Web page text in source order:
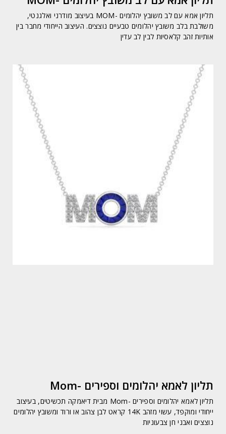
תליון אמא עם לב משובץ יהלומים -MOM בעיצוב מודרני ואלגנטי,
משולבת בלב משובץ יהלומים טבעיים נוצצים. העיצוב הייחודי מחבר בין
אותיות זהב קלאסיות לבין לב עדין
תליון לאמא יהלומים וספירים -Mom
תליון לאמא יהלומים וספירים -Mom מבית דיאמקה תכשיטים, בעיצוב
ייחודי ומוקפד, עשוי מזהב 14K קראט לבן צהוב או ורוד ומשובץ יהלומים
נוצצים ואבני חן צבעוניות